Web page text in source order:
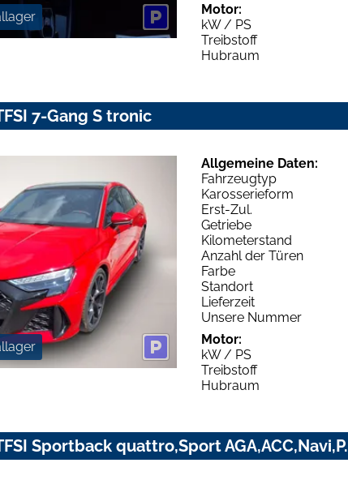
Motor:
kW / PS
Treibstoff
Hubraum
7-Gang S tronic
Allgemeine Daten:
Fahrzeugtyp
Karosserieform
Erst-Zul.
Getriebe
Kilometerstand
Anzahl der Türen
Farbe
Standort
Lieferzeit
Unsere Nummer
Motor:
kW / PS
Treibstoff
Hubraum
Sportback quattro,Sport AGA,ACC,Navi,P.